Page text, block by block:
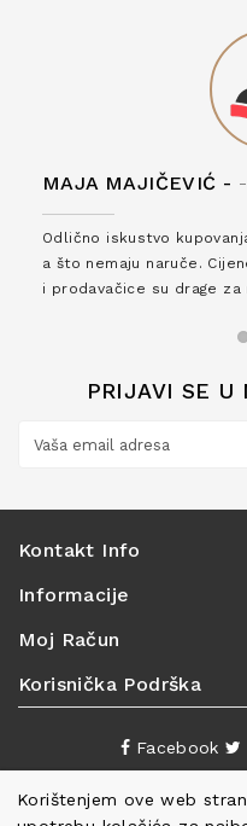
Korištenjem ove web
MAJA MAJIČEVIĆ - -
Odlično iskustvo
a što nemaju naruče.
i prodavačice su drage
PRIJAVI SE U
Kontakt Info
Informacije
Moj Račun
Korisnička Podrška
Facebook